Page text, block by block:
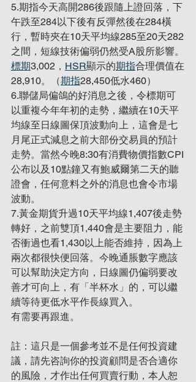
5.期指今天高開286後跟隨上證回落，下
午跌至284以下後有反彈然後在284橫
行，暫時夾在10天平均線285至20天282
之間，短線技術偏弱仍然受A股所影響。
標期3,002， HSR顯示的期指合理價值在
28,910。（期指28,450低水460）
6.聯儲局偏鴿的好消息之後，令標期可
以重複今年年初的走勢，繼續在10天平
均線至日線圖保頂波動向上，這會是七
月尾正式減息之前大部份交易員的預計
走勢。當然今晚8:30有消費物價指數CPI
公布以及10點鐘又有鮑威爾第二天的聽
證會，任何意料之外的消息也會令市場
波動。
7.黃金期貨升過10天平均線1,407後走勢
轉好，之前雙頂1,440會是主要阻力，能
否衝過也看1,430以上能否維持，因為上
兩次都很快便回落。今晚通脹數字應該
可以幫助決定方向，日線圖仍偏弱要改
善才可向上，有「半杯水」的，可以繼
續等待更低水平作長線買入。
有需要再跟進。
註：這只是一個參考並不是任何投資建
議，請先咨詢你的投資顧問是否合適你
的風險，才作出任何買賣行動，本人恕